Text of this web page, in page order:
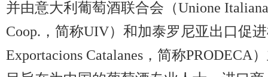
并由意大利葡萄酒联合会（Unione
Coop.，简称UIV）和加泰罗尼亚出口促进
Exportacions Catalanes，简称PRODECA